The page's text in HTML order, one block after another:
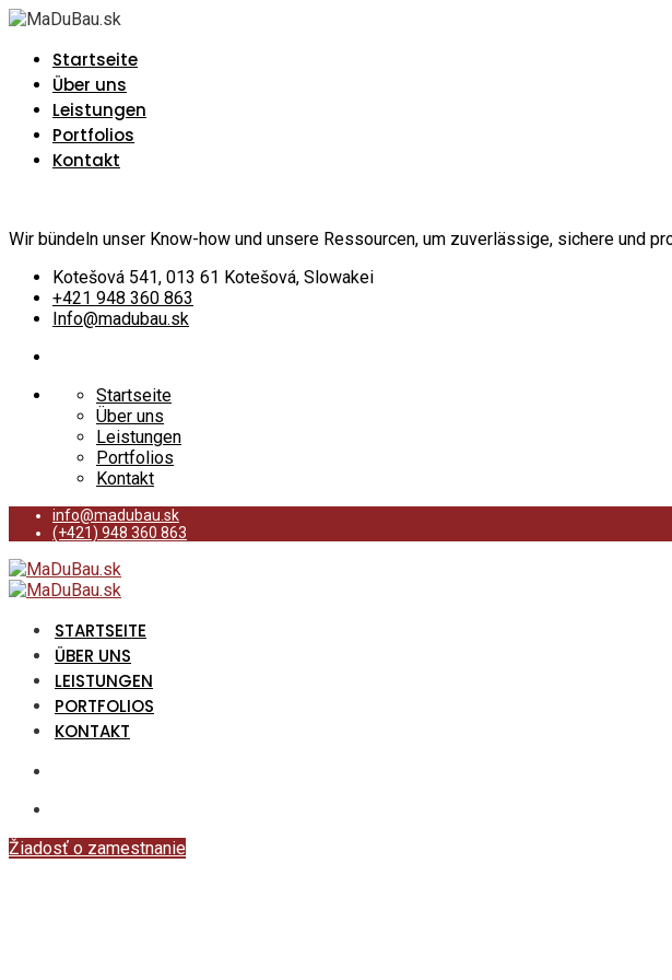
Startseite
Über uns
Leistungen
Portfolios
Kontakt
Wir bündeln unser Know-how und unsere Ressourcen, um zuverlässige, sichere und
Kotešová 541, 013 61 Kotešová, Slowakei
+421 948 360 863
Info@madubau.sk
Startseite
Über uns
Leistungen
Portfolios
Kontakt
info@madubau.sk
(+421) 948 360 863
STARTSEITE
ÜBER UNS
LEISTUNGEN
PORTFOLIOS
KONTAKT
Žiadosť o zamestnanie